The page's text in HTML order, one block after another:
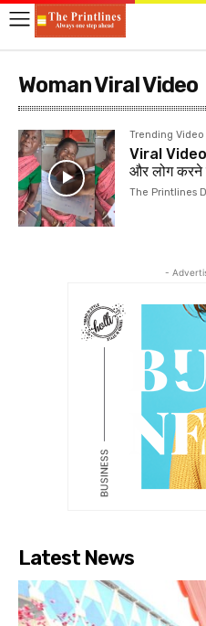
Woman Viral Video
Trending Video
Viral Video:
और लोग करने
The Printlines
-
Latest News